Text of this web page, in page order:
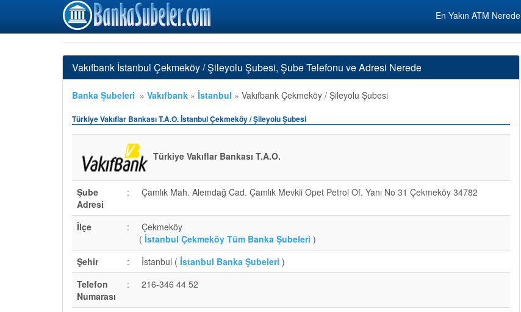
En Yakın ATM Nerede
Vakıfbank İstanbul Çekmeköy / Şileyolu Şubesi, Şube Telefonu ve Adresi Nerede
Banka Şubeleri » Vakıfbank » İstanbul » Vakıfbank Çekmeköy / Şileyolu Şubesi
Türkiye Vakıflar Bankası T.A.O. İstanbul Çekmeköy / Şileyolu Şubesi
Türkiye Vakıflar Bankası T.A.O.
Şube
Adresi
: Çamlık Mah. Alemdağ Cad. Çamlık Mevkii Opet Petrol Of. Yanı No 31 Çekmeköy 34782
İlçe :
Çekmeköy
( İstanbul Çekmeköy Tüm Banka Şubeleri )
Şehir
: İstanbul ( İstanbul Banka Şubeleri )
Telefon
Numarası
: 216-346 44 52